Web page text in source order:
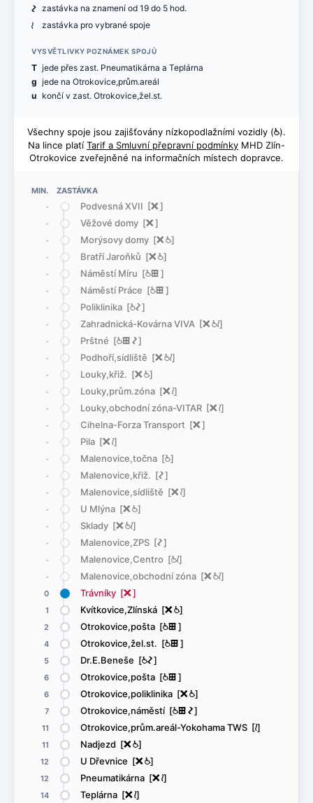
MIN. ZASTÁVKA
-
Podvesná XVII [ë]
- Věžové domy [ë]
- Morýsovy domy [ë@]
- Bratří Jaroňků [ë@]
- Náměstí Míru [@æ]
- Náměstí Práce [@æ]
- Poliklinika [@ó]
- Zahradnická-Kovárna VIVA [ë@<]
- Prštné [@æó]
- Podhoří,sídliště [ë@<]
- Louky,křiž. [ë@]
- Louky,prům.zóna [ë<]
- Louky,obchodní zóna-VITAR [ë<]
- Cihelna-Forza Transport [ë]
- Pila [ë<]
- Malenovice,točna [@]
- Malenovice,křiž. [ó]
- Malenovice,sídliště [ë<]
- U Mlýna [ë@]
- Sklady [ë@<]
- Malenovice,ZPS [ó]
- Malenovice,Centro [@<]
- Malenovice,obchodní zóna [ë@<]
0 Trávníky [ë]
1 Kvítkovice,Zlínská [ë@]
2 Otrokovice,pošta [@æ]
4 Otrokovice,žel.st. [@æ]
5 Dr.E.Beneše [@ó]
6 Otrokovice,pošta [@æ]
6 Otrokovice,poliklinika [ë@]
7 Otrokovice,náměstí [@æó]
11 Otrokovice,prům.areál-Yokohama TWS [<]
11 Nadjezd [ë@]
12 U Dřevnice [ë@]
12 Pneumatikárna [ë<]
14 Teplárna [ë<]
ó zastávka na znamení od 19 do 5 hod.
< zastávka pro vybrané spoje
VYSVĚTLIVKY POZNÁMEK SPOJŮ
T jede přes zast. Pneumatikárna a Teplárna
g jede na Otrokovice,prům.areál
u končí v zast. Otrokovice,žel.st.
Všechny spoje jsou zajišťovány nízkopodlažními vozidly (@).
Na lince platí Tarif a Smluvní přepravní podmínky MHD Zlín-
Otrokovice zveřejněné na informačních místech dopravce.